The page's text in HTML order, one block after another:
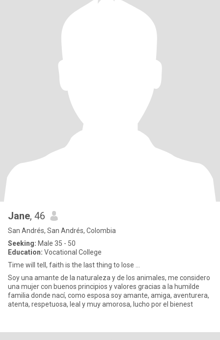
Jane, 46
San Andrés, San Andrés, Colombia
Seeking: Male 35 - 50
Education: Vocational College
Time will tell, faith is the last thing to lose ...
Soy una amante de la naturaleza y de los animales, me considero
una mujer con buenos principios y valores gracias a la humilde
familia donde nací, como esposa soy amante, amiga, aventurera,
atenta, respetuosa, leal y muy amorosa, lucho por el bienest